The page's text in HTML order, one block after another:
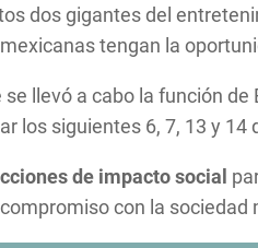
dos gigantes del
tengan la
llevó a cabo la función
los siguientes 6, 7, 13 y
de impacto social
con la sociedad